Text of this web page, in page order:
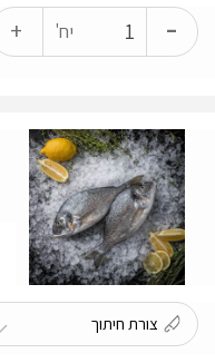
-
כמות
של
יח' +